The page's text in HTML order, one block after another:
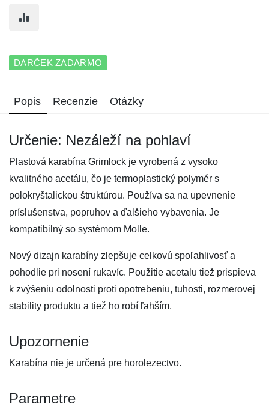
DARČEK ZADARMO
Popis Recenzie Otázky
Určenie: Nezáleží na pohlaví
Plastová karabína Grimlock je vyrobená z vysoko
kvalitného acetálu, čo je termoplastický polymér s
polokryštalickou štruktúrou. Používa sa na upevnenie
príslušenstva, popruhov a ďalšieho vybavenia. Je
kompatibilný so systémom Molle.
Nový dizajn karabíny zlepšuje celkovú spoľahlivosť a
pohodlie pri nosení rukavíc. Použitie acetalu tiež prispieva
k zvýšeniu odolnosti proti opotrebeniu, tuhosti, rozmerovej
stability produktu a tiež ho robí ľahším.
Upozornenie
Karabína nie je určená pre horolezectvo.
Parametre